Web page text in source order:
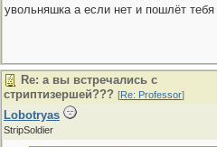
увольняшка а если нет и пошлёт тебя
Re: а вы встречались с
стриптизершей??? [Re: Professor]
Lobotryas
StripSoldier